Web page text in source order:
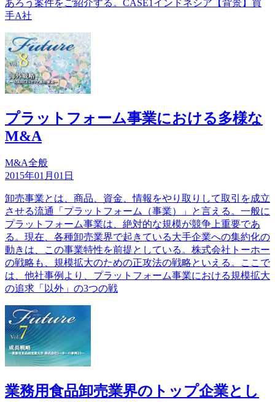
あろう案件をご紹介する。CASE1インドネシア【背景】買
手A社
プラットフォーム事業における多様な
M&A
M&A全般
2015年01月01日
卸売事業とは、商品、資金、情報をやり取りして取引を成立
させる流通「プラットフォーム（事業）」と言える。一般に
プラットフォーム事業は、絶対的な規模が競争上重要であ
る。現在、各種卸売業界で起きている大手企業への集約化の
動きは、この事業特性を前提としている。株式会社トーホー
の戦略も、規模拡大のための正攻法の戦略といえる。ここで
は、他社事例より、プラットフォーム事業における規模拡大
の追求「以外」の3つの戦
業務用食品卸売業界のトップ企業とし